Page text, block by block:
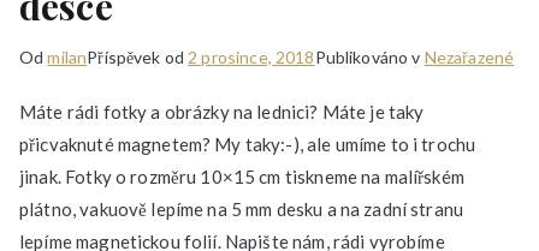
OdmilanPříspěvek od 2 prosince, 2018Publikováno v Nezařazené
Máte rádi fotky a obrázky na lednici? Máte je taky
přicvaknuté magnetem? My taky:-), ale umíme to i trochu
jinak. Fotky o rozměru 10×15 cm tiskneme na malířském
plátno, vakuově lepíme na 5 mm desku a na zadní stranu
lepíme magnetickou folií. Napište nám, rádi vyrobíme